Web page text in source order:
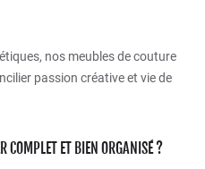
nos meubles de couture
passion créative et vie de
COMPLET ET BIEN ORGANISÉ ?